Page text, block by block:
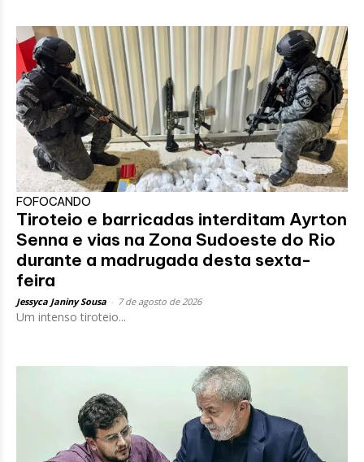
FOFOCANDO
Tiroteio e barricadas interditam Ayrton
Senna e vias na Zona Sudoeste do Rio
durante a madrugada desta sexta-
feira
Jessyca Janiny Sousa 7 de agosto de 2026
Um intenso tiroteio...